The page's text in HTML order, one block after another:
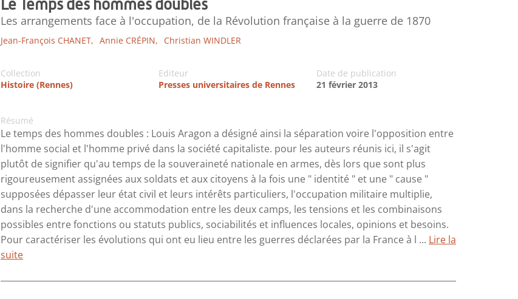
Le Temps des hommes doubles
Les arrangements face à l'occupation, de la Révolution française à la guerre de 1870
Jean-François CHANET, Annie CRÉPIN, Christian WINDLER
Collection
Histoire (Rennes)
Editeur
Presses universitaires de Rennes
Date de publication
21 février 2013
Résumé
Le temps des hommes doubles : Louis Aragon a désigné ainsi la séparation voire l'opposition entre
l'homme social et l'homme privé dans la société capitaliste. pour les auteurs réunis ici, il s'agit
plutôt de signifier qu'au temps de la souveraineté nationale en armes, dès lors que sont plus
rigoureusement assignées aux soldats et aux citoyens à la fois une " identité " et une " cause "
supposées dépasser leur état civil et leurs intérêts particuliers, l'occupation militaire multiplie,
dans la recherche d'une accommodation entre les deux camps, les tensions et les combinaisons
possibles entre fonctions ou statuts publics, sociabilités et influences locales, opinions et besoins.
Pour caractériser les évolutions qui ont eu lieu entre les guerres déclarées par la France à l ... Lire la
suite